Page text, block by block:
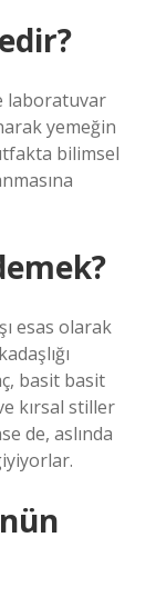
laboratuvar
yemeğin
bilimsel
esas olarak
basit basit
kırsal stiller
de, aslında